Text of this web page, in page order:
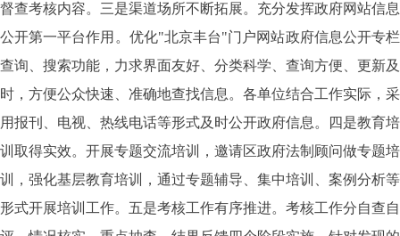
督查考核内容。三是渠道场所不断拓展。充分发挥政府网站信息
公开第一平台作用。优化"北京丰台"门户网站政府信息公开专栏
查询、搜索功能，力求界面友好、分类科学、查询方便、更新及
时，方便公众快速、准确地查找信息。各单位结合工作实际，采
用报刊、电视、热线电话等形式及时公开政府信息。四是教育培
训取得实效。开展专题交流培训，邀请区政府法制顾问做专题培
训，强化基层教育培训，通过专题辅导、集中培训、案例分析等
形式开展培训工作。五是考核工作有序推进。考核工作分自查自